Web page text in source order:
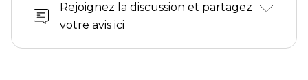
Rejoignez la discussion et partagez
votre avis ici